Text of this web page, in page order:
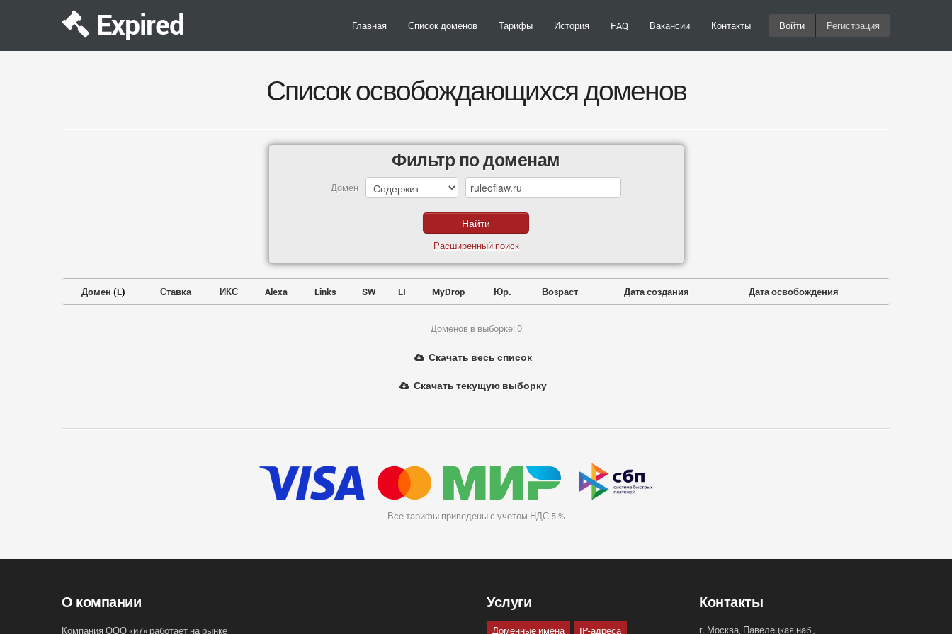
Expired Главная Список доменов Тарифы История FAQ Вакансии Контакты Войти Регистрация
Список освобождающихся доменов
Фильтр по доменам
Домен
Расширенный поиск
Домен (L) Ставка ИКС Alexa Links SW LI MyDrop Юр. Возраст Дата создания Дата освобождения
Доменов в выборке: 0
Скачать весь список
Скачать текущую выборку
Все тарифы приведены с учетом НДС 5 %
О компании
Компания ООО «и7» работает на рынке
Услуги
Доменные имена IP-адреса
Контакты
г. Москва, Павелецкая наб.,